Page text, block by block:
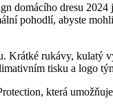
domácího dresu
pohodlí, abyste
rukávy, kulatý
tisku a logo
která